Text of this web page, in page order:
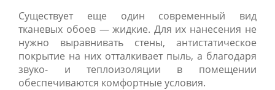
Существует еще один современный вид
тканевых обоев — жидкие. Для их нанесения не
нужно выравнивать стены, антистатическое
покрытие на них отталкивает пыль, а благодаря
звуко- и теплоизоляции в помещении
обеспечиваются комфортные условия.